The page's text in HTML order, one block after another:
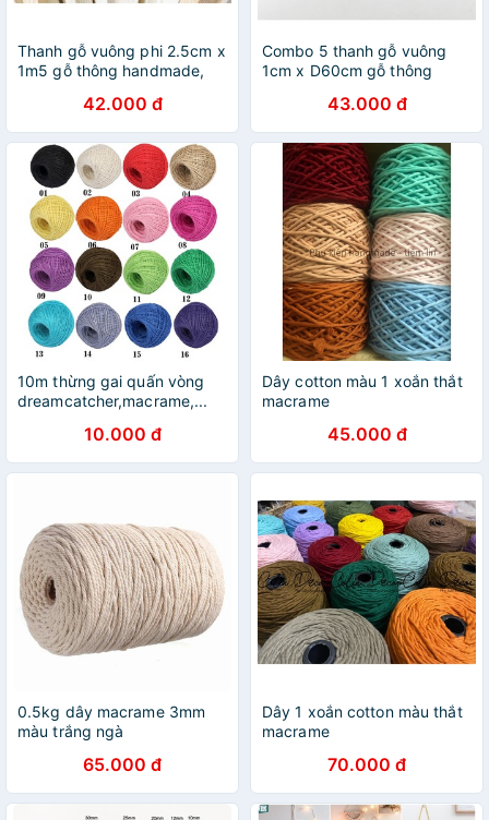
Thanh gỗ vuông phi 2.5cm x
1m5 gỗ thông handmade,
macrame42.000 đ
Combo 5 thanh gỗ vuông
1cm x D60cm gỗ thông
macrame43.000 đ
10m thừng gai quấn vòng
dreamcatcher,macrame,...
10.000 đ
Dây cotton màu 1 xoắn thắt
macrame
45.000 đ
0.5kg dây macrame 3mm
màu trắng ngà
65.000 đ
Dây 1 xoắn cotton màu thắt
macrame
70.000 đ